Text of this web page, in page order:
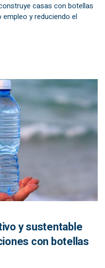
casas con botellas
y reduciendo el
y sustentable
con botellas